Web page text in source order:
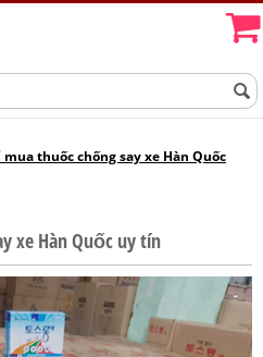
thuốc chống say xe Hàn Quốc
xe Hàn Quốc uy tín